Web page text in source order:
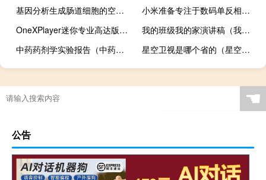
基因分析生成肠道细胞的空间图并追踪它们在肠道炎症期间的轨迹
小米准备专注于数码单反相机风格摄影的超级智能手机
OneXPlayer迷你专业高达版主机推出搭载锐龙7 6800U芯片组
我的班级我的家演讲稿（我的班级我的家）
中药药剂学实验报告（中药药剂学）
星空卫视是哪个省的（星空卫视网站）
☚
公告